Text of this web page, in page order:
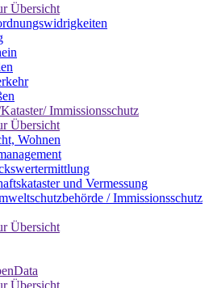
Übersicht
Immissionsschutz
Übersicht
Wohnen
und Vermessung
/ Immissionsschutz
Übersicht
Übersicht